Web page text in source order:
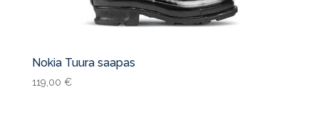
Nokia Tuura saapas
119,00 €